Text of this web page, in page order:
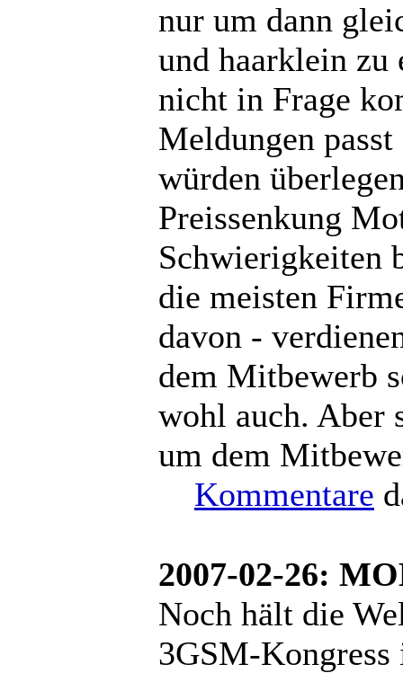
nur um dann
und haarklein zu
nicht in Frage
Meldungen
würden
Preissenkung
Schwierigkeiten
die meisten
davon -
dem Mitbewerb
wohl auch. Aber
um dem
Kommentare
2007-02-26:
Noch hält die
3GSM-Kongress